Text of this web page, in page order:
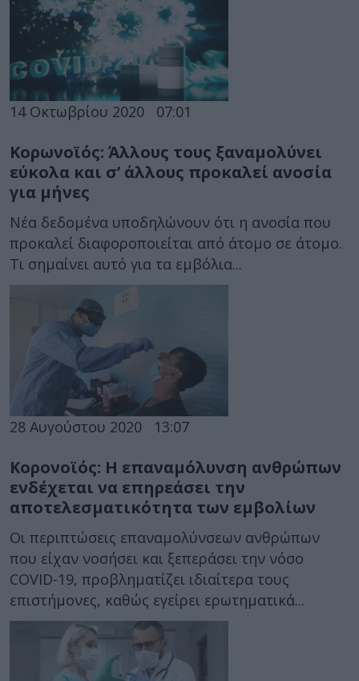
14 Οκτωβρίου 2020 07:01
Κορωνοϊός: Άλλους τους ξαναμολύνει
εύκολα και σ’ άλλους προκαλεί ανοσία
για μήνες
Νέα δεδομένα υποδηλώνουν ότι η ανοσία που
προκαλεί διαφοροποιείται από άτομο σε άτομο.
Τι σημαίνει αυτό για τα εμβόλια...
28 Αυγούστου 2020 13:07
Κορονοϊός: Η επαναμόλυνση ανθρώπων
ενδέχεται να επηρεάσει την
αποτελεσματικότητα των εμβολίων
Οι περιπτώσεις επαναμολύνσεων ανθρώπων
που είχαν νοσήσει και ξεπεράσει την νόσο
COVID-19, προβληματίζει ιδιαίτερα τους
επιστήμονες, καθώς εγείρει ερωτηματικά...